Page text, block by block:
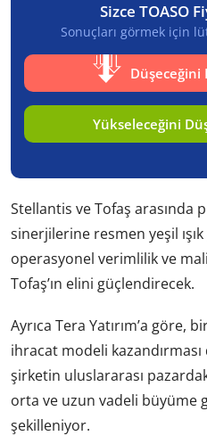
Sizce TOASO
Sonuçları görmek için
Yükseleceğini
Stellantis ve Tofaş arasında
sinerjilerine resmen yeşil
operasyonel verimlilik ve
Tofaş’ın elini güçlendirecek.
Ayrıca Tera Yatırım’a göre,
ihracat modeli
şirketin uluslararası
orta ve uzun vadeli
şekilleniyor.